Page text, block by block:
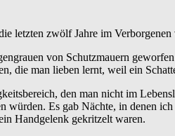
letzten zwölf Jahre im Verborgenen
von Schutzmauern
die man lieben lernt, weil ein
den man nicht im
würden. Es gab Nächte, in denen
Handgelenk gekritzelt waren.